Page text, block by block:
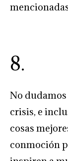
8.
No
crisis, e
cosas
conmoción